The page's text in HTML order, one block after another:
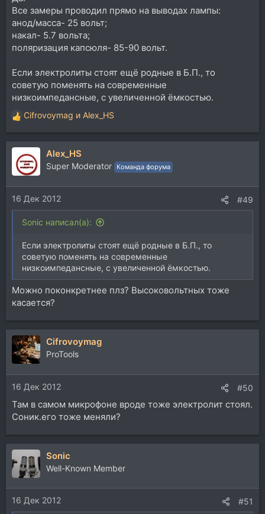
Все замеры проводил прямо на выводах лампы:
анод/масса- 25 вольт;
накал- 5.7 вольта;
поляризация капсюля- 85-90 вольт.
Если электролиты стоят ещё родные в Б.П., то
советую поменять на современные
низкоимпедансные, с увеличенной ёмкостью.
Р
е
а
ц
и
и
:
Cifrovoymag и Alex_HS
Alex_HS
Super Moderator Команда форума
16 Дек 2012 #49
Sonic написал(а):
Если электролиты стоят ещё родные в Б.П., то
советую поменять на современные
низкоимпедансные, с увеличенной ёмкостью.
Можно поконкретнее плз? Высоковольтных тоже
касается?
Cifrovoymag
ProTools
16 Дек 2012 #50
Там в самом микрофоне вроде тоже электролит стоял.
Соник.его тоже меняли?
Sonic
Well-Known Member
16 Дек 2012 #51